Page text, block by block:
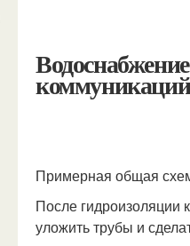
Примерная общая
После гидроизоляции
уложить трубы и